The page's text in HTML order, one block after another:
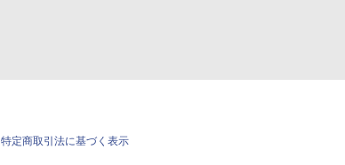
特定商取引法に基づく表示